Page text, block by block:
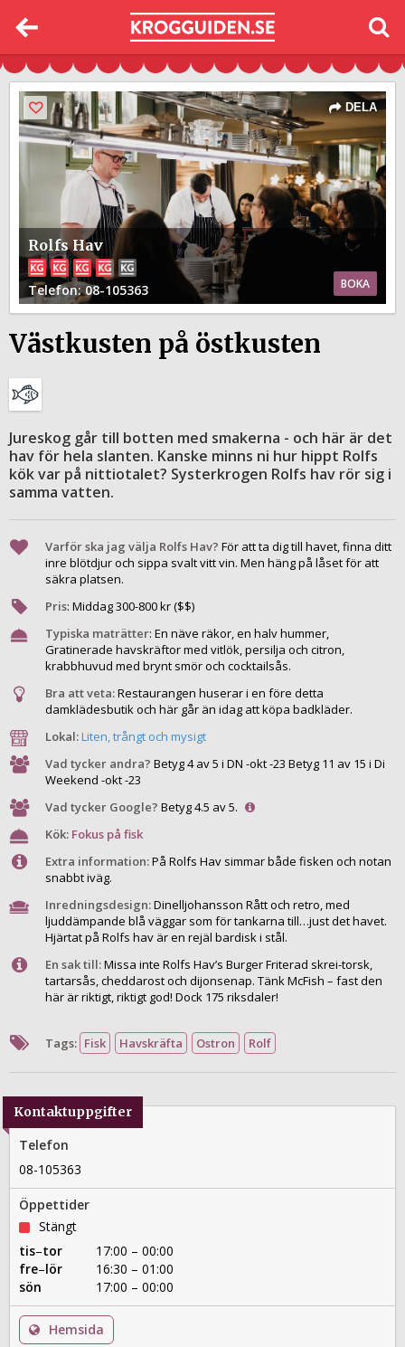
Rolfs Hav
Telefon: 08-105363 BOKA
DELA
Västkusten på östkusten
Jureskog går till botten med smakerna - och här är det
hav för hela slanten. Kanske minns ni hur hippt Rolfs
kök var på nittiotalet? Systerkrogen Rolfs hav rör sig i
samma vatten.
Varför ska jag välja Rolfs Hav? För att ta dig till havet, finna ditt
inre blötdjur och sippa svalt vitt vin. Men häng på låset för att
säkra platsen.
Pris: Middag300-800kr ($$)
Typiska maträtter: En näve räkor, en halv hummer,
Gratinerade havskräftor med vitlök, persilja och citron,
krabbhuvud med brynt smör och cocktailsås.
Bra att veta:Restaurangen huserar i en före detta
damklädesbutik och här går än idag att köpa badkläder.
Lokal:Liten, trångt och mysigt
Vad tycker andra? Betyg 4 av 5 i DN -okt -23 Betyg 11 av 15 i Di
Weekend -okt -23
Vad tycker Google? Betyg 4.5 av 5.
Kök: Fokus på fisk
Extra information:På Rolfs Hav simmar både fisken och notan
snabbt iväg.
Inredningsdesign:Dinelljohansson Rått och retro, med
ljuddämpande blå väggar som för tankarna till…just det havet.
Hjärtat på Rolfs hav är en rejäl bardisk i stål.
En sak till:Missa inte Rolfs Hav’s Burger Friterad skrei-torsk,
tartarsås, cheddarost och dijonsenap. Tänk McFish – fast den
här är riktigt, riktigt god! Dock 175 riksdaler!
Tags: Fisk Havskräfta Ostron Rolf
Kontaktuppgifter
Telefon
08-105363
Öppettider
Stängt
tis–tor
17:00 – 00:00
fre–lör
16:30 – 01:00
sön
17:00 – 00:00
Hemsida